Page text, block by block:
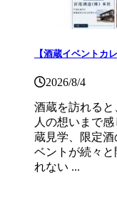
【酒蔵イベントカ
2026/8/4
酒蔵を訪れる
人の想いまで
蔵見学、限定
ベントが続々
れない ...